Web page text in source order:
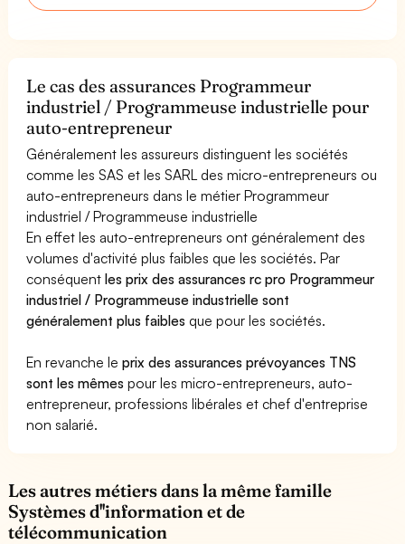
Le cas des assurances Programmeur
industriel / Programmeuse industrielle pour
auto-entrepreneur
Généralement les assureurs distinguent les sociétés
comme les SAS et les SARL des micro-entrepreneurs ou
auto-entrepreneurs dans le métier Programmeur
industriel / Programmeuse industrielle
En effet les auto-entrepreneurs ont généralement des
volumes d'activité plus faibles que les sociétés. Par
conséquentles prix des assurances rc pro Programmeur
industriel / Programmeuse industrielle sont
généralement plus faibles que pour les sociétés.
En revanche leprix des assurances prévoyances TNS
sont les mêmes pour les micro-entrepreneurs, auto-
entrepreneur, professions libérales et chef d'entreprise
non salarié.
Les autres métiers dans la même famille
Systèmes d''information et de
télécommunication